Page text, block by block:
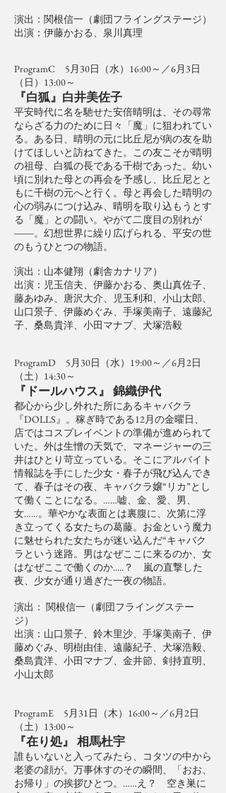
演出：関根信一（劇団フライングステージ）
出演：伊藤かおる、泉川真理
ProgramC 5月30日（水）16:00～／6月3日
（日）13:00～
『白狐』白井美佐子
平安時代に名を馳せた安倍晴明は、その尋常
ならざる力のために日々「魔」に狙われてい
る。ある日、晴明の元に比丘尼が病の友を助
けてほしいと訪ねてきた。この友こそが晴明
の祖母、白狐の長である千樹であった。幼い
頃に別れた母との再会を予感し、比丘尼とと
もに千樹の元へと行く。母と再会した晴明の
心の弱みにつけ込み、晴明を取り込もうとす
る「魔」との闘い。やがて二度目の別れが
――。幻想世界に繰り広げられる、平安の世
のもうひとつの物語。
演出：山本健翔（劇舎カナリア）
出演：児玉信夫、伊藤かおる、奥山真佐子、
藤あゆみ、唐沢大介、児玉利和、小山太郎、
山口景子、伊藤めぐみ、手塚美南子、遠藤紀
子、桑島貴洋、小田マナブ、犬塚浩毅
ProgramD 5月30日（水）19:00～／6月2日
（土）14:30～
『ドールハウス』 錦織伊代
都心から少し外れた所にあるキャバクラ
『DOLLS』。稼ぎ時である12月の金曜日、
店ではコスプレイベントの準備が進められて
いた。外は生憎の天気で、マネージャーの三
井はひとり苛立っている。そこにアルバイト
情報誌を手にした少女・春子が飛び込んでき
て、春子はその夜、キャバクラ嬢“リカ”とし
て働くことになる。……嘘、金、愛、男、
女……。華やかな表面とは裏腹に、次第に浮
き立ってくる女たちの葛藤。お金という魔力
に魅せられた女たちが迷い込んだ“キャバク
ラという迷路。男はなぜここに来るのか、女
はなぜここで働くのか.....？ 嵐の直撃した
夜、少女が通り過ぎた一夜の物語。
演出： 関根信一（劇団フライングステー
ジ）
出演：山口景子、鈴木里沙、手塚美南子、伊
藤めぐみ、明樹由佳、遠藤紀子、犬塚浩毅、
桑島貴洋、小田マナブ、金井節、剣持直明、
小山太郎
ProgramE 5月31日（木）16:00～／6月2日
（土）13:00～
『在り処』 相馬杜宇
誰もいないと入ってみたら、コタツの中から
老婆の顔が。万事休すのその瞬間、「おお、
お帰り」の挨拶ひとつ。……え？ 空き巣に